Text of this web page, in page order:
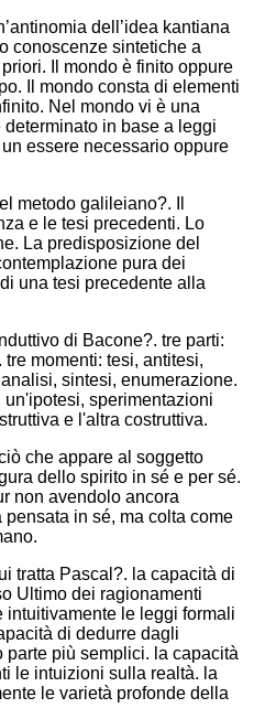
dell’idea kantiana
conoscenze sintetiche a
Il mondo è finito oppure
Il mondo consta di elementi
Nel mondo vi è una
in base a leggi
essere necessario oppure
metodo galileiano?. Il
e le tesi precedenti. Lo
La predisposizione del
pura dei
una tesi precedente alla
di Bacone?. tre parti:
momenti: tesi, antitesi,
sintesi, enumerazione.
sperimentazioni
e l'altra costruttiva.
che appare al soggetto
dello spirito in sé e per sé.
non avendolo ancora
in sé, ma colta come
tratta Pascal?. la capacità di
Ultimo dei ragionamenti
le leggi formali
di dedurre dagli
più semplici. la capacità
le intuizioni sulla realtà. la
le varietà profonde della